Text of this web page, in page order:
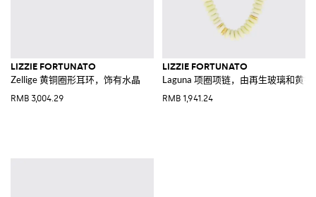
LIZZIE FORTUNATO
Zellige 黄铜圈形耳环，饰有水晶
RMB 3,004.29
LIZZIE FORTUNATO
Laguna 项圈项链，由再生玻璃和黄铜
RMB 1,941.24